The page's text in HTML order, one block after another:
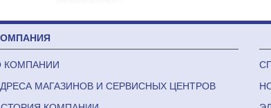
КОМПАНИИ
МАГАЗИНОВ И СЕРВИСНЫХ ЦЕНТРОВ